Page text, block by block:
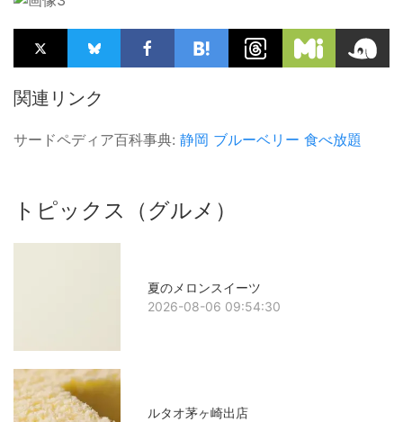
関連リンク
サードペディア百科事典: 静岡 ブルーベリー 食べ放題
トピックス（グルメ）
夏のメロンスイーツ
2026-08-06 09:54:30
ルタオ茅ヶ崎出店